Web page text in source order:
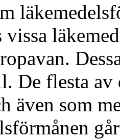
De flesta av
även som